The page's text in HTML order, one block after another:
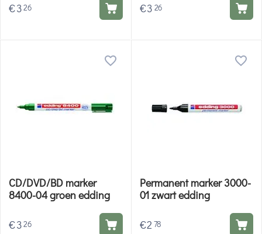
€326 €3 26
CD/DVD/BD marker
8400-04 groen edding
€326
Permanent marker 3000-
01 zwart edding
€2 78